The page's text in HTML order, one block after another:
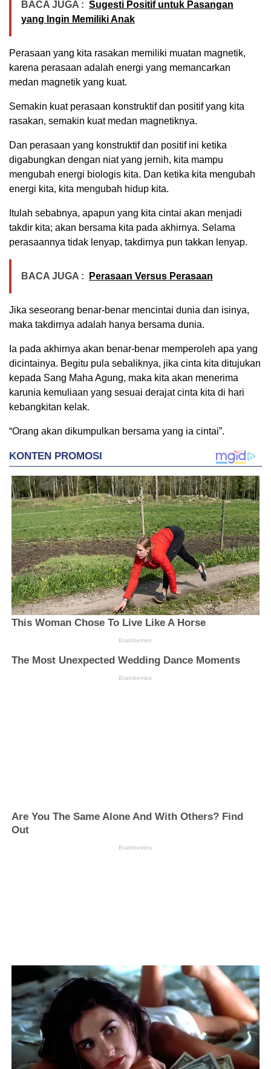
BACA JUGA : Sugesti Positif untuk Pasangan
yang Ingin Memiliki Anak
Perasaan yang kita rasakan memiliki muatan magnetik,
karena perasaan adalah energi yang memancarkan
medan magnetik yang kuat.
Semakin kuat perasaan konstruktif dan positif yang kita
rasakan, semakin kuat medan magnetiknya.
Dan perasaan yang konstruktif dan positif ini ketika
digabungkan dengan niat yang jernih, kita mampu
mengubah energi biologis kita. Dan ketika kita mengubah
energi kita, kita mengubah hidup kita.
Itulah sebabnya, apapun yang kita cintai akan menjadi
takdir kita; akan bersama kita pada akhirnya. Selama
perasaannya tidak lenyap, takdirnya pun takkan lenyap.
BACA JUGA : Perasaan Versus Perasaan
Jika seseorang benar-benar mencintai dunia dan isinya,
maka takdirnya adalah hanya bersama dunia.
Ia pada akhirnya akan benar-benar memperoleh apa yang
dicintainya. Begitu pula sebaliknya, jika cinta kita ditujukan
kepada Sang Maha Agung, maka kita akan menerima
karunia kemuliaan yang sesuai derajat cinta kita di hari
kebangkitan kelak.
“Orang akan dikumpulkan bersama yang ia cintai”.